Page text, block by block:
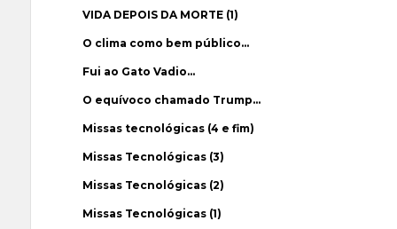
VIDA DEPOIS DA MORTE (1)
O clima como bem público…
Fui ao Gato Vadio…
O equívoco chamado Trump…
Missas tecnológicas (4 e fim)
Missas Tecnológicas (3)
Missas Tecnológicas (2)
Missas Tecnológicas (1)